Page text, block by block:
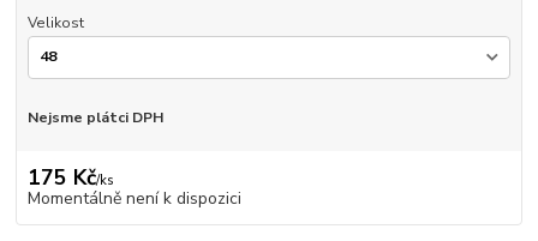
Velikost
Nejsme plátci DPH
175 Kč/ks
Momentálně není k dispozici